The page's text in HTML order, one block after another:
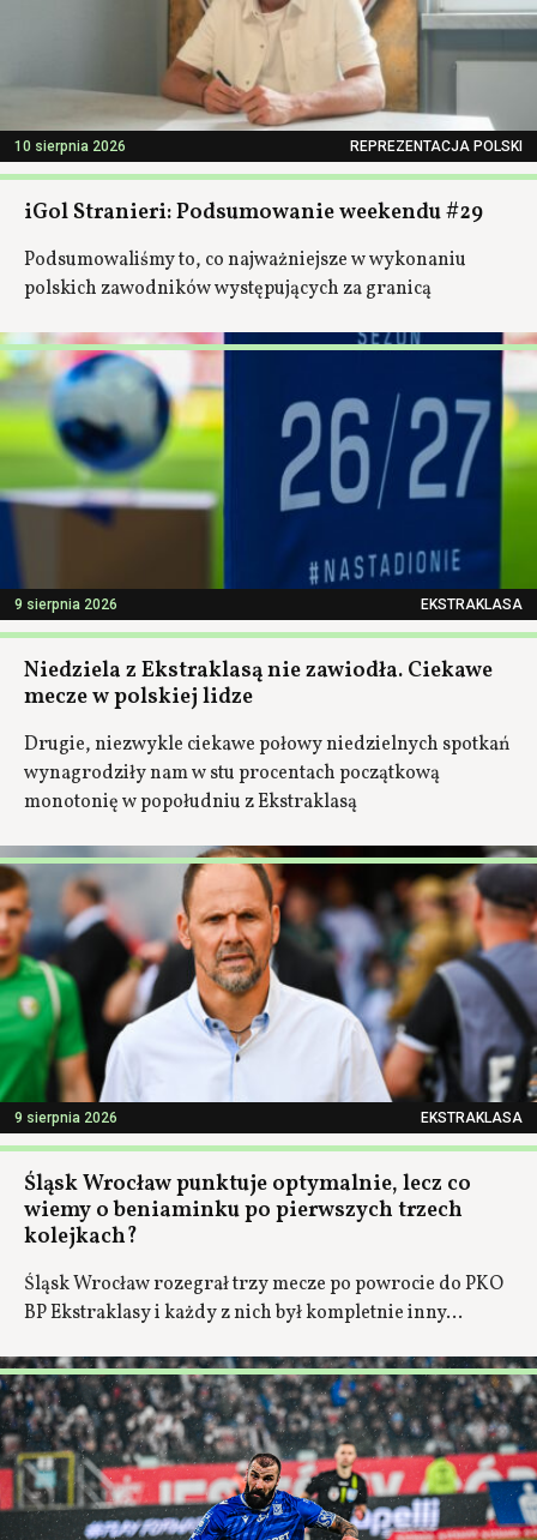
10 sierpnia 2026 REPREZENTACJA POLSKI
iGol Stranieri: Podsumowanie weekendu #29
Podsumowaliśmy to, co najważniejsze w wykonaniu
polskich zawodników występujących za granicą
9 sierpnia 2026 EKSTRAKLASA
Niedziela z Ekstraklasą nie zawiodła. Ciekawe
mecze w polskiej lidze
Drugie, niezwykle ciekawe połowy niedzielnych spotkań
wynagrodziły nam w stu procentach początkową
monotonię w popołudniu z Ekstraklasą
9 sierpnia 2026 EKSTRAKLASA
Śląsk Wrocław punktuje optymalnie, lecz co
wiemy o beniaminku po pierwszych trzech
kolejkach?
Śląsk Wrocław rozegrał trzy mecze po powrocie do PKO
BP Ekstraklasy i każdy z nich był kompletnie inny...